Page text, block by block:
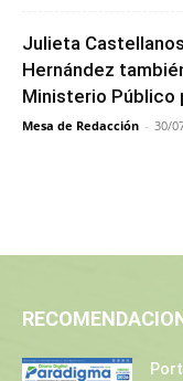
Julieta
Hernández
Ministerio Público
Mesa de Redacción - 30/